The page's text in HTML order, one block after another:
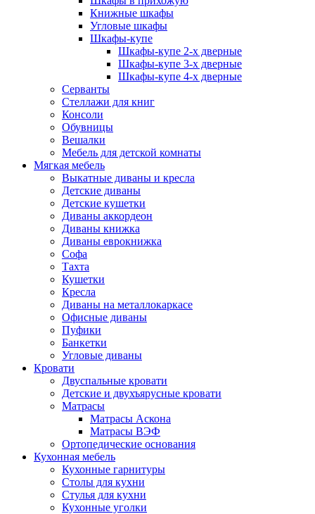
Книжные шкафы
Угловые шкафы
Шкафы-купе
Шкафы-купе 2-x дверные
Шкафы-купе 3-х дверные
Шкафы-купе 4-х дверные
Серванты
Стеллажи для книг
Консоли
Обувницы
Вешалки
Мебель для детской комнаты
Мягкая мебель
Выкатные диваны и кресла
Детские диваны
Детские кушетки
Диваны аккордеон
Диваны книжка
Диваны еврокнижка
Софа
Тахта
Кушетки
Кресла
Диваны на металлокаркасе
Офисные диваны
Пуфики
Банкетки
Угловые диваны
Кровати
Двуспальные кровати
Детские и двухъярусные кровати
Матрасы
Матрасы Аскона
Матрасы ВЭФ
Ортопедические основания
Кухонная мебель
Кухонные гарнитуры
Столы для кухни
Стулья для кухни
Кухонные уголки